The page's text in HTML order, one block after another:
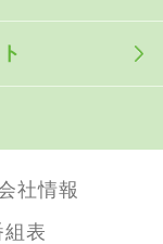
社情報
表